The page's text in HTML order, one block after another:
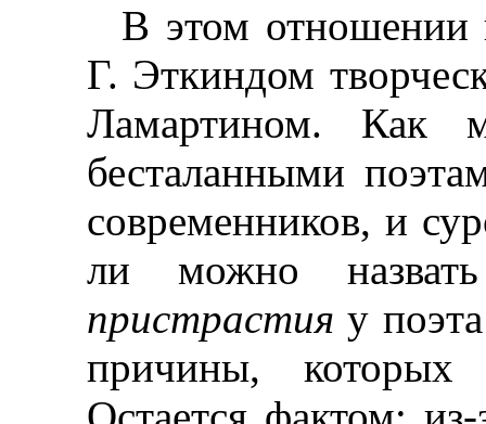
В этом отношении
Г. Эткиндом
Ламартином.
бесталанными
современников, и
ли можно
пристрастияу
причины,